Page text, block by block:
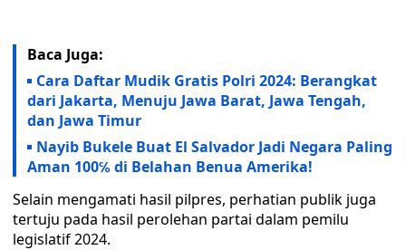
Baca Juga:
Cara Daftar Mudik Gratis Polri 2024: Berangkat
dari Jakarta, Menuju Jawa Barat, Jawa Tengah,
dan Jawa Timur
Nayib Bukele Buat El Salvador Jadi Negara Paling
Aman 100℅ di Belahan Benua Amerika!
Selain mengamati hasil pilpres, perhatian publik juga
tertuju pada hasil perolehan partai dalam pemilu
legislatif 2024.